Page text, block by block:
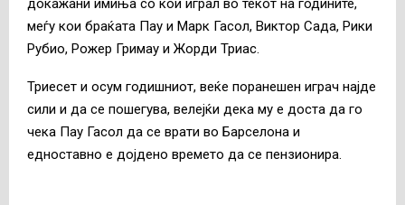
меѓу кои браќата Пау и Марк Гасол, Виктор Сада, Рики
Рубио, Рожер Гримау и Жорди Триас.
Триесет и осум годишниот, веќе поранешен играч најде
сили и да се пошегува, велејќи дека му е доста да го
чека Пау Гасол да се врати во Барселона и
едноставно е дојдено времето да се пензионира.